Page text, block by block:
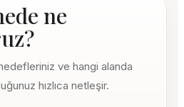
ne
ve hangi alanda
hızlıca netleşir.